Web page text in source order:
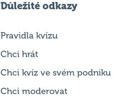
Důležité odkazy
Pravidla kvízu
Chci hrát
Chci kvíz ve svém podniku
Chci moderovat